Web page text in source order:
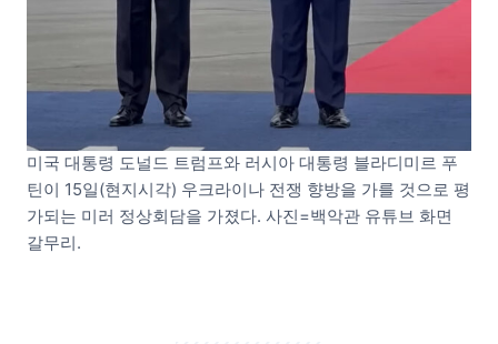
미국 대통령 도널드 트럼프와 러시아 대통령 블라디미르 푸
틴이 15일(현지시각) 우크라이나 전쟁 향방을 가를 것으로 평
가되는 미러 정상회담을 가졌다. 사진=백악관 유튜브 화면
갈무리.